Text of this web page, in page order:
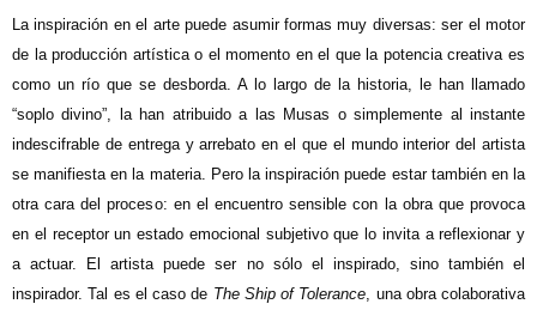
La inspiración en el arte puede asumir formas muy diversas: ser el motor
de la producción artística o el momento en el que la potencia creativa es
como un río que se desborda. A lo largo de la historia, le han llamado
“soplo divino”, la han atribuido a las Musas o simplemente al instante
indescifrable de entrega y arrebato en el que el mundo interior del artista
se manifiesta en la materia. Pero la inspiración puede estar también en la
otra cara del proceso: en el encuentro sensible con la obra que provoca
en el receptor un estado emocional subjetivo que lo invita a reflexionar y
a actuar. El artista puede ser no sólo el inspirado, sino también el
inspirador. Tal es el caso de The Ship of Tolerance, una obra colaborativa